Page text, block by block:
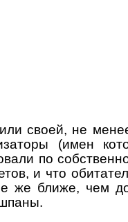
своей, не
(имен
по
и что
же ближе, чем